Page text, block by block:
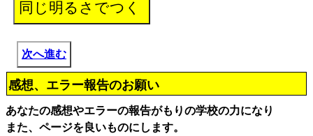
次へ進む
感想、エラー報告のお願い
あなたの感想やエラーの報告がもりの学校の力になり
また、ページを良いものにします。